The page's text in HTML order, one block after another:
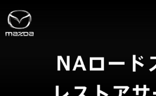
MAZDA